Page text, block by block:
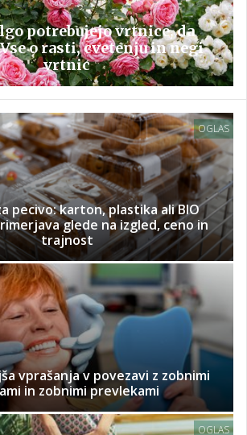
potrebujejo vrtnice, da
o rasti, cvetenju in negi
vrtnic
OGLAS
pecivo: karton, plastika ali BIO
glede na izgled, ceno in
trajnost
vprašanja v povezavi z zobnimi
in zobnimi prevlekami
OGLAS